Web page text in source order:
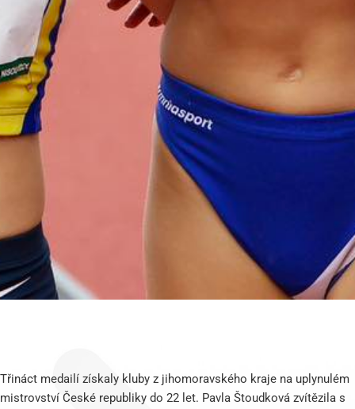
Třináct medailí získaly kluby z jihomoravského kraje na uplynulém
mistrovství České republiky do 22 let. Pavla Štoudková zvítězila s